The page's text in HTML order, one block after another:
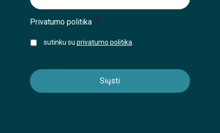
Privatumo politika *
sutinku su privatumo politika